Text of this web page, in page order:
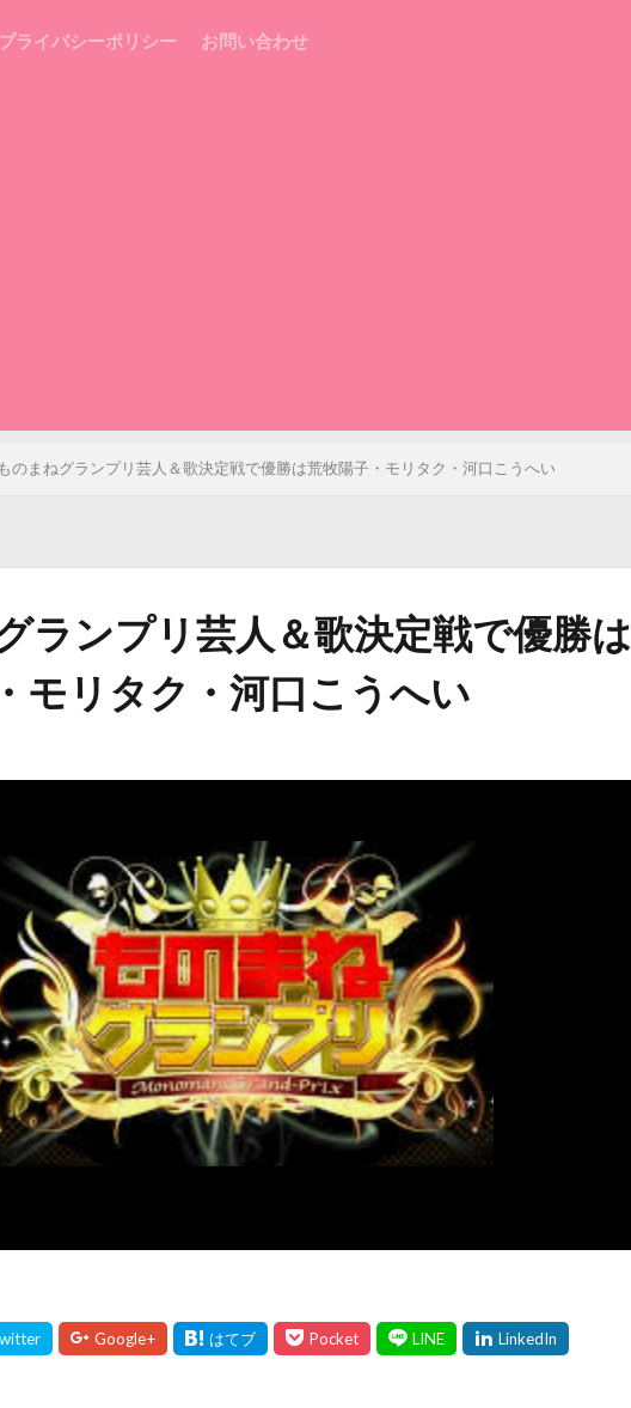
プライバシーポリシー お問い合わせ
ものまねグランプリ芸人＆歌決定戦で優勝は荒牧陽子・モリタク・河口こうへい
ランプリ芸人＆歌決定戦で優勝は
モリタク・河口こうへい